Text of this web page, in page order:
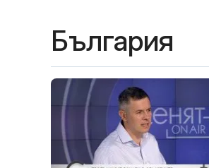
България